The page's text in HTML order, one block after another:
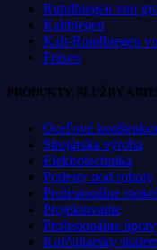
Rundbiegen von
Kaltbiegen
Kalt-Rundbiegen
Fräsen
PRODUKTY, SLUŽBY A
Oceľové
Strojárska výroba
Elektrotechnika
Podesty pod roboty
Profesionálne
Projektovanie
Profesionálne
Korčuliarsky